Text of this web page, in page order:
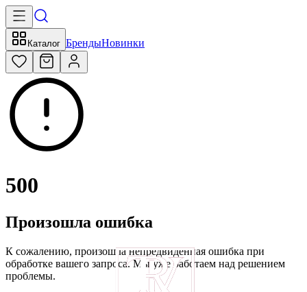
Каталог БрендыНовинки
500
Произошла ошибка
К сожалению, произошла непредвиденная ошибка при
обработке вашего запроса. Мы уже работаем над решением
проблемы.